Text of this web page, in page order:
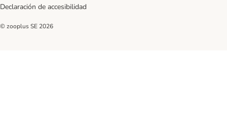
Declaración de accesibilidad
© zooplus SE 2026